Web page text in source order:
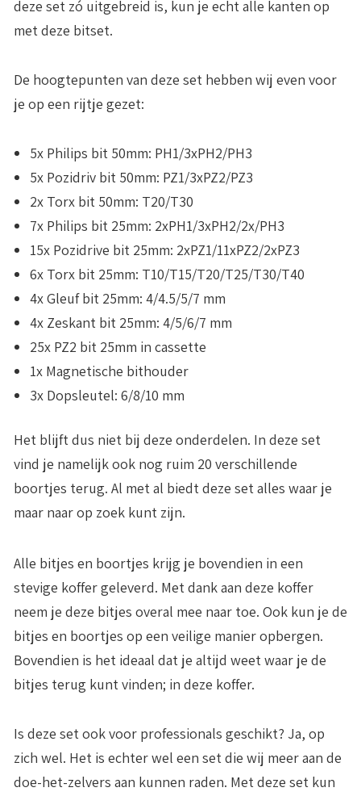
deze set zó uitgebreid is, kun je echt alle kanten op
met deze bitset.
De hoogtepunten van deze set hebben wij even voor
je op een rijtje gezet:
5x Philips bit 50mm: PH1/3xPH2/PH3
5x Pozidriv bit 50mm: PZ1/3xPZ2/PZ3
2x Torx bit 50mm: T20/T30
7x Philips bit 25mm: 2xPH1/3xPH2/2x/PH3
15x Pozidrive bit 25mm: 2xPZ1/11xPZ2/2xPZ3
6x Torx bit 25mm: T10/T15/T20/T25/T30/T40
4x Gleuf bit 25mm: 4/4.5/5/7 mm
4x Zeskant bit 25mm: 4/5/6/7 mm
25x PZ2 bit 25mm in cassette
1x Magnetische bithouder
3x Dopsleutel: 6/8/10 mm
Het blijft dus niet bij deze onderdelen. In deze set
vind je namelijk ook nog ruim 20 verschillende
boortjes terug. Al met al biedt deze set alles waar je
maar naar op zoek kunt zijn.
Alle bitjes en boortjes krijg je bovendien in een
stevige koffergeleverd. Met dank aan deze koffer
neem je deze bitjes overal mee naar toe. Ook kun je de
bitjes en boortjes op een veilige manier opbergen.
Bovendien is het ideaal dat je altijd weet waar je de
bitjes terug kunt vinden; in deze koffer.
Is deze set ook voor professionals geschikt? Ja, op
zich wel. Het is echter wel een set die wij meer aan de
doe-het-zelvers aan kunnen raden. Met deze set kun